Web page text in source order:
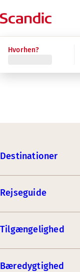
Hvorhen?
Destinationer
Rejseguide
Tilgængelighed
Bæredygtighed